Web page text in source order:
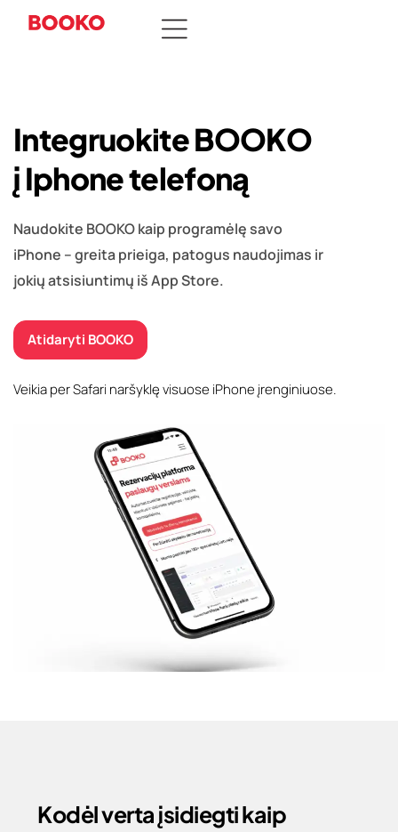
IntegruokiteBOOKO
įIphonetelefoną
Naudokite BOOKO kaip programėlę savo
iPhone – greita prieiga, patogus naudojimas ir
jokių atsisiuntimų iš App Store.
Atidaryti BOOKO
Veikia per Safari naršyklę visuose iPhone įrenginiuose.
Kodėl verta įsidiegti kaip